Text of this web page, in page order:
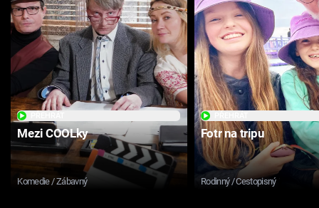
Mezi COOLky
Komedie / Zábavný
Fotr na tripu
Rodinný / Cestopisný